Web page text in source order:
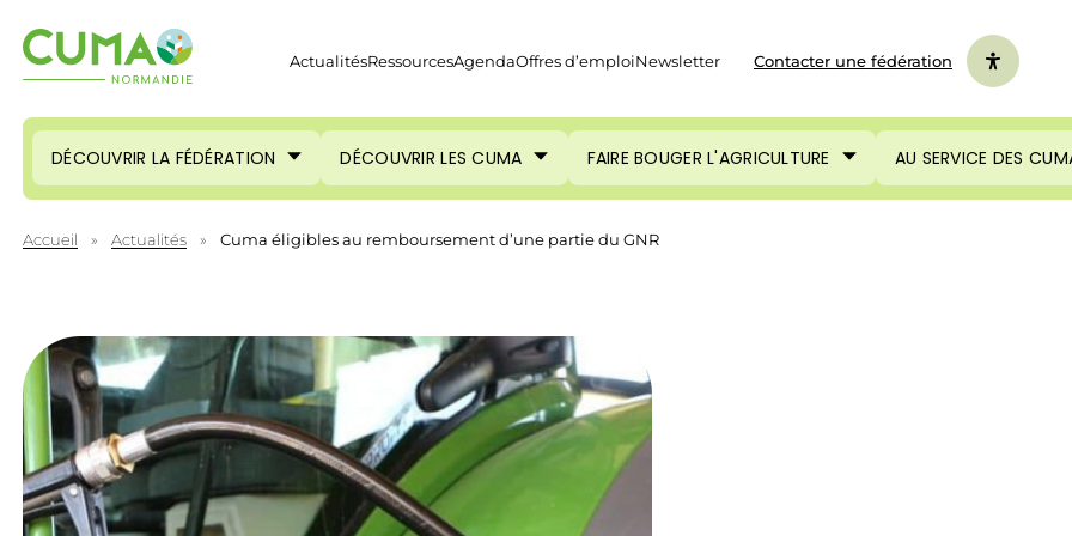
ActualitésRessourcesAgendaOffres d’emploiNewsletter Contacter une fédération
DÉCOUVRIR LA FÉDÉRATION DÉCOUVRIR LES CUMA FAIRE BOUGER L'AGRICULTURE AU SERVICE DES
Accueil » Actualités » Cuma éligibles au remboursement d’une partie du GNR